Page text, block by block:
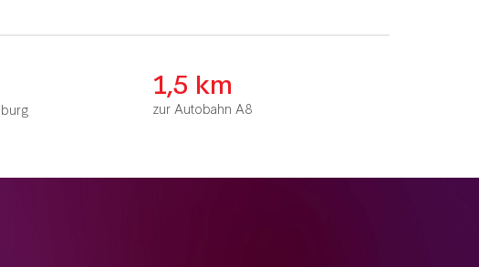
1,5 km
zur Autobahn A8